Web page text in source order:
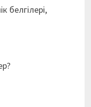
белгілері,